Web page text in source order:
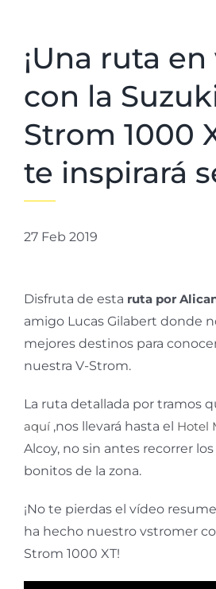
¡Una ruta
con la
Strom 1000
te inspirará
27 Feb 2019
Disfruta de esta ruta por
amigo Lucas Gilabert donde
mejores destinos para
nuestra V-Strom.
La ruta detallada por tramos
aquí ,nos llevará hasta el Hotel
Alcoy, no sin antes recorrer
bonitos de la zona.
¡No te pierdas el vídeo
ha hecho nuestro vstromer
Strom 1000 XT!